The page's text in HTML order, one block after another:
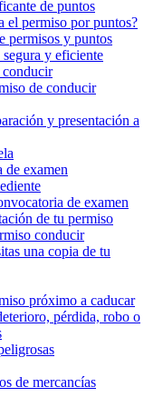
de puntos
el permiso por puntos?
permisos y puntos
y eficiente
conducir
de conducir
y presentación a
de examen
de examen
de tu permiso
conducir
una copia de tu
próximo a caducar
pérdida, robo o
de mercancías